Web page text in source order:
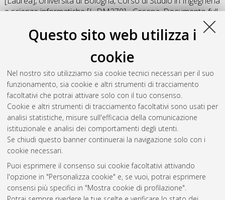
Questo sito web utilizza i
cookie
Nel nostro sito utilizziamo sia cookie tecnici necessari per il suo
funzionamento, sia cookie e altri strumenti di tracciamento
facoltativi che potrai attivare solo con il tuo consenso.
Cookie e altri strumenti di tracciamento facoltativi sono usati per
analisi statistiche, misure sull'efficacia della comunicazione
istituzionale e analisi dei comportamenti degli utenti.
Se chiudi questo banner continuerai la navigazione solo con i
cookie necessari.
Puoi esprimere il consenso sui cookie facoltativi attivando
l'opzione in "Personalizza cookie" e, se vuoi, potrai esprimere
consensi più specifici in "Mostra cookie di profilazione".
e scienze informatiche [L-DM270] - Cesena, Documento full-
Salva citazione
Condividi
Il full-text non è disponibile per scelta dell'autore. (
Abstract
Altri metadati
Gestione del documento:
Atom
Rss 1.0